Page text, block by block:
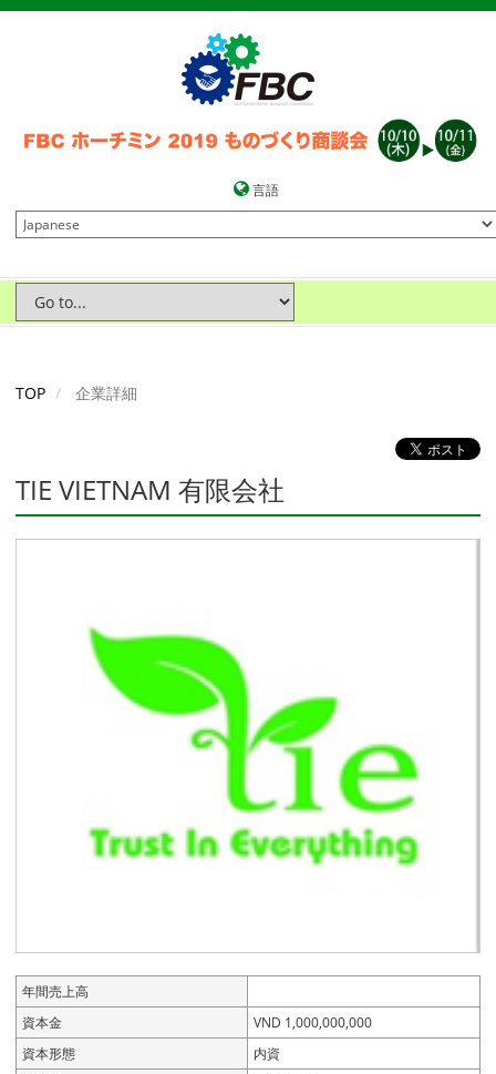
言語
TOP 企業詳細
TIE VIETNAM 有限会社
年間売上高
資本金
VND 1,000,000,000
資本形態
内資